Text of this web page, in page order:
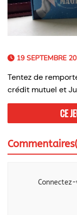
19 SEPTEMBRE
Tentez de
crédit mutuel et